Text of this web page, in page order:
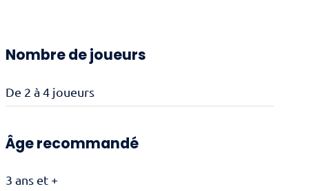
Nombre de joueurs
De 2 à 4 joueurs
Âge recommandé
3 ans et +